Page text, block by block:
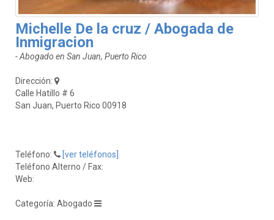
Michelle De la cruz / Abogada de
Inmigracion
- Abogado en San Juan, Puerto Rico
Dirección:
Calle Hatillo # 6
San Juan, Puerto Rico 00918
Teléfono:
[ver teléfonos]
Teléfono Alterno / Fax:
Web:
Categoría: Abogado